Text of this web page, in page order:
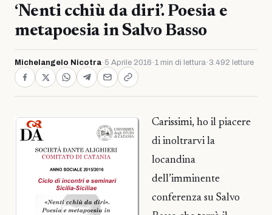
‘Nenti cchiù da diri’. Poesia e
metapoesia in Salvo Basso
Michelangelo Nicotra· 5 Aprile 2016 ·1 min di lettura· 3.492 letture
Carissimi, ho il piacere
di inoltrarvi la
locandina
dell’imminente
conferenza su Salvo